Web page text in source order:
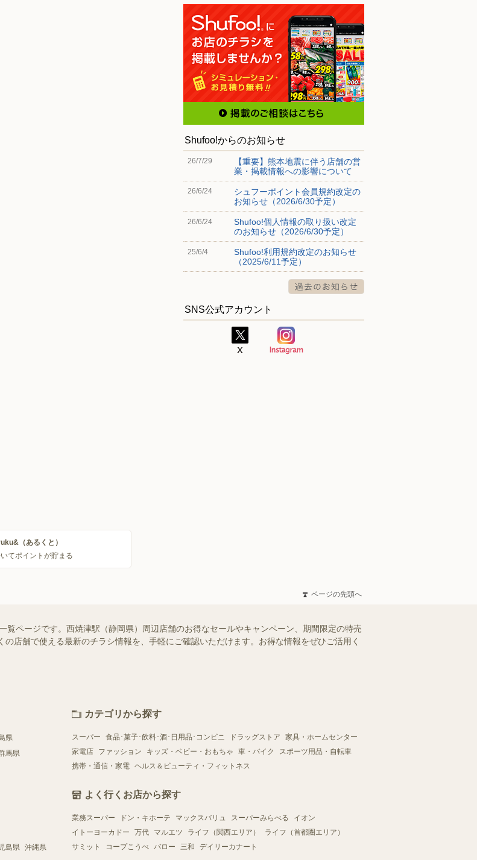
Shufoo!からのお知らせ
26/7/29
【重要】熊本地震に伴う店舗の営
業・掲載情報への影響について
26/6/24
シュフーポイント会員規約改定の
お知らせ（2026/6/30予定）
26/6/24
Shufoo!個人情報の取り扱い改定
のお知らせ（2026/6/30予定）
25/6/4
Shufoo!利用規約改定のお知らせ
（2025/6/11予定）
SNS公式アカウント
（あるくと）
てポイントが貯まる
ページの先頭へ
ページです。西焼津駅（静岡県）周辺店舗のお得なセールやキャンペーン、期間限定の特売
店舗で使える最新のチラシ情報を、手軽にご確認いただけます。お得な情報をぜひご活用く
県
馬県
島県 沖縄県
カテゴリから探す
スーパー 食品･菓子･飲料･酒･日用品･コンビニ ドラッグストア
家具・ホームセンター
家電店
ファッション キッズ・ベビー・おもちゃ 車・バイク
スポーツ用品・自転車
携帯・通信・家電 ヘルス＆ビューティ・フィットネス
よく行くお店から探す
業務スーパー ドン・キホーテ マックスバリュ スーパーみらべる
イオン
イトーヨーカドー
万代 マルエツ ライフ（関西エリア）
ライフ（首都圏エリア）
サミット
コープこうべ バロー 三和 デイリーカナート